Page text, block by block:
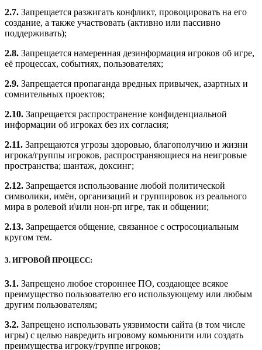
2.7. Запрещается разжигать конфликт, провоцировать на его
создание, а также участвовать (активно или пассивно
поддерживать);
2.8. Запрещается намеренная дезинформация игроков об игре,
её процессах, событиях, пользователях;
2.9. Запрещается пропаганда вредных привычек, азартных и
сомнительных проектов;
2.10. Запрещается распространение конфиденциальной
информации об игроках без их согласия;
2.11. Запрещаются угрозы здоровью, благополучию и жизни
игрока/группы игроков, распространяющиеся на неигровые
пространства; шантаж, доксинг;
2.12. Запрещается использование любой политической
символики, имён, организаций и группировок из реального
мира в ролевой и\или нон-рп игре, так и общении;
2.13. Запрещается общение, связанное с остросоциальным
кругом тем.
3. ИГРОВОЙ ПРОЦЕСС:
3.1. Запрещено любое стороннее ПО, создающее всякое
преимущество пользователю его использующему или любым
другим пользователям;
3.2. Запрещено использовать уязвимости сайта (в том числе
игры) с целью навредить игровому комьюнити или создать
преимущества игроку/группе игроков;